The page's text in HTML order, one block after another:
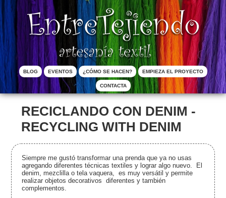
Pasar al contenido principal
Menú principal
BLOG EVENTOS ¿CÓMO SE HACEN? EMPIEZA EL PROYECTO
CONTACTA
RECICLANDO CON DENIM -
RECYCLING WITH DENIM
Siempre me gustó transformar una prenda que ya no usas
agregando diferentes técnicas textiles y lograr algo nuevo. El
denim, mezclilla o tela vaquera, es muy versátil y permite
realizar objetos decorativos diferentes y también
complementos.